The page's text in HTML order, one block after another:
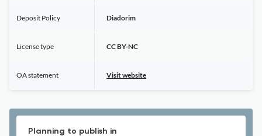
Deposit Policy Diadorim
License type CC BY-NC
OA statement Visit website
Planning to publish in